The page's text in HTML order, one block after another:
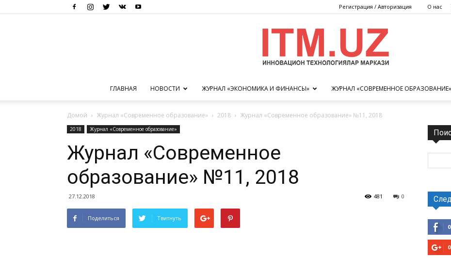
Регистрация / Авторизация О нас
ГЛАВНАЯ НОВОСТИ ЖУРНАЛ «ЭКОНОМИКА И ФИНАНСЫ» ЖУРНАЛ «СОВРЕМЕННОЕ ОБРАЗОВАНИЕ»
Домой Журнал «Современное образование» 2018 Журнал «Современное образование» №11, 2018
2018 Журнал «Современное образование»
Журнал «Современное
образование» №11, 2018
27.12.2018 0
481
Поделиться Твитнуть
0
0